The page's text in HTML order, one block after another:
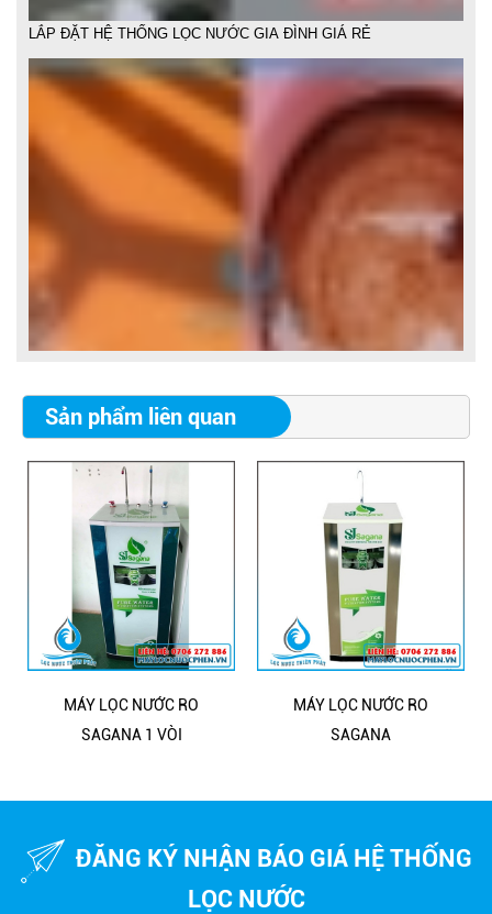
Sản phẩm liên quan
MÁY LỌC NƯỚC RO
SAGANA 1 VÒI
MÁY LỌC NƯỚC RO
SAGANA
ĐĂNG KÝ NHẬN BÁO GIÁ HỆ THỐNG
LỌC NƯỚC